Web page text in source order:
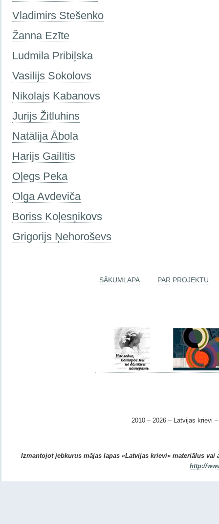
Vladimirs Stešenko
Žanna Ezīte
Ludmila Pribiļska
Vasilijs Sokolovs
Nikolajs Kabanovs
Jurijs Žitluhins
Natālija Ābola
Harijs Gailītis
Oļegs Peka
Olga Avdeviča
Boriss Koļesņikovs
Grigorijs Ņehoroševs
SĀKUMLAPA PAR PROJEKTU
2010 – 2026 – Latvijas krievi –
Izmantojot jebkurus mājas lapas «Latvijas krievi» materiālus
http://